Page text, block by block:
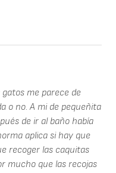
gatos me parece de
o no. A mi de pequeñita
de ir al baño había
aplica si hay que
recoger las caquitas
mucho que las recojas